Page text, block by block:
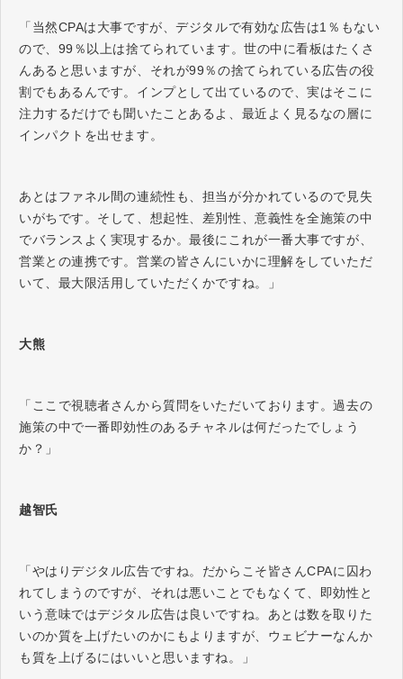
「当然CPAは大事ですが、デジタルで有効な広告は1％もない
ので、99％以上は捨てられています。世の中に看板はたくさ
んあると思いますが、それが99％の捨てられている広告の役
割でもあるんです。インプとして出ているので、実はそこに
注力するだけでも聞いたことあるよ、最近よく見るなの層に
インパクトを出せます。
あとはファネル間の連続性も、担当が分かれているので見失
いがちです。そして、想起性、差別性、意義性を全施策の中
でバランスよく実現するか。最後にこれが一番大事ですが、
営業との連携です。営業の皆さんにいかに理解をしていただ
いて、最大限活用していただくかですね。」
大熊
「ここで視聴者さんから質問をいただいております。過去の
施策の中で一番即効性のあるチャネルは何だったでしょう
か？」
越智氏
「やはりデジタル広告ですね。だからこそ皆さんCPAに囚わ
れてしまうのですが、それは悪いことでもなくて、即効性と
いう意味ではデジタル広告は良いですね。あとは数を取りた
いのか質を上げたいのかにもよりますが、ウェビナーなんか
も質を上げるにはいいと思いますね。」